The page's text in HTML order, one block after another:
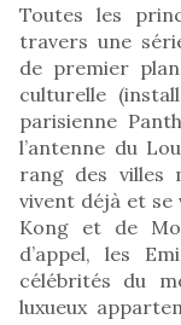
Toutes les
travers une
de premier
culturelle
parisienne
l’antenne du
rang des villes
vivent déjà et
Kong et de
d’appel, les
célébrités du
luxueux